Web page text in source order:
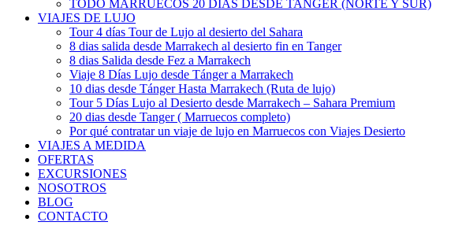
TODO MARRUECOS 20 DIAS DESDE TANGER (NORTE Y SUR)
VIAJES DE LUJO
Tour 4 días Tour de Lujo al desierto del Sahara
8 dias salida desde Marrakech al desierto fin en Tanger
8 dias Salida desde Fez a Marrakech
Viaje 8 Días Lujo desde Tánger a Marrakech
10 dias desde Tánger Hasta Marrakech (Ruta de lujo)
Tour 5 Días Lujo al Desierto desde Marrakech – Sahara Premium
20 dias desde Tanger ( Marruecos completo)
Por qué contratar un viaje de lujo en Marruecos con Viajes Desierto
VIAJES A MEDIDA
OFERTAS
EXCURSIONES
NOSOTROS
BLOG
CONTACTO